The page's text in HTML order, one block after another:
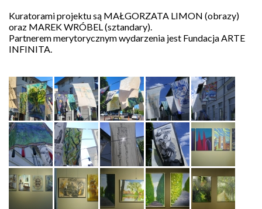
medialny
Kuratorami projektu są MAŁGORZATA LIMON (obrazy)
oraz MAREK WRÓBEL (sztandary).
Partnerem merytorycznym wydarzenia jest Fundacja ARTE
INFINITA.